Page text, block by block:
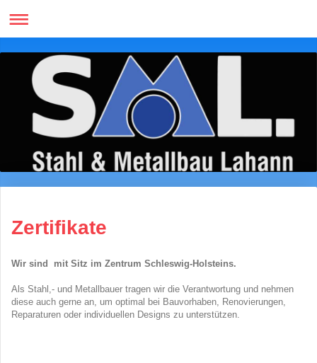
Zertifikate
Wir sind mit Sitz im Zentrum Schleswig-Holsteins.
Als Stahl,- und Metallbauer tragen wir die Verantwortung und nehmen
diese auch gerne an, um optimal bei Bauvorhaben, Renovierungen,
Reparaturen oder individuellen Designs zu unterstützen.